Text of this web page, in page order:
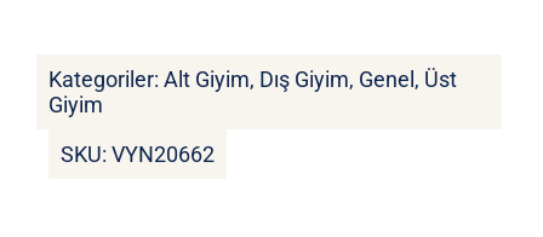
Kategoriler: Alt Giyim, Dış Giyim, Genel , Üst
Giyim
SKU: VYN20662